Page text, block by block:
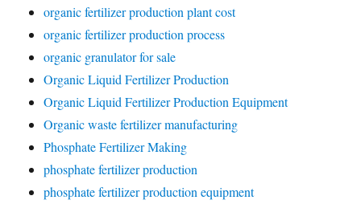
organic fertilizer production plant cost
organic fertilizer production process
organic granulator for sale
Organic Liquid Fertilizer Production
Organic Liquid Fertilizer Production Equipment
Organic waste fertilizer manufacturing
Phosphate Fertilizer Making
phosphate fertilizer production
phosphate fertilizer production equipment